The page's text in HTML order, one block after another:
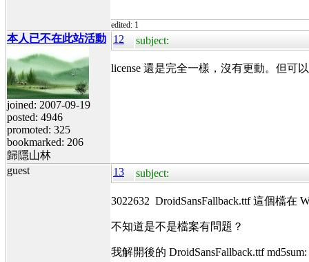
edited: 1
本人已不在此站活動
joined: 2007-09-19
posted: 4946
promoted: 325
bookmarked: 206
歸隱山林
12 subject:
license 還是完全一樣，沒有更動。但可
guest 13 subject:
3022632 DroidSansFallback.ttf 這個檔在
不知道是不是檔案有問題？
我解開後的 DroidSansFallback.ttf